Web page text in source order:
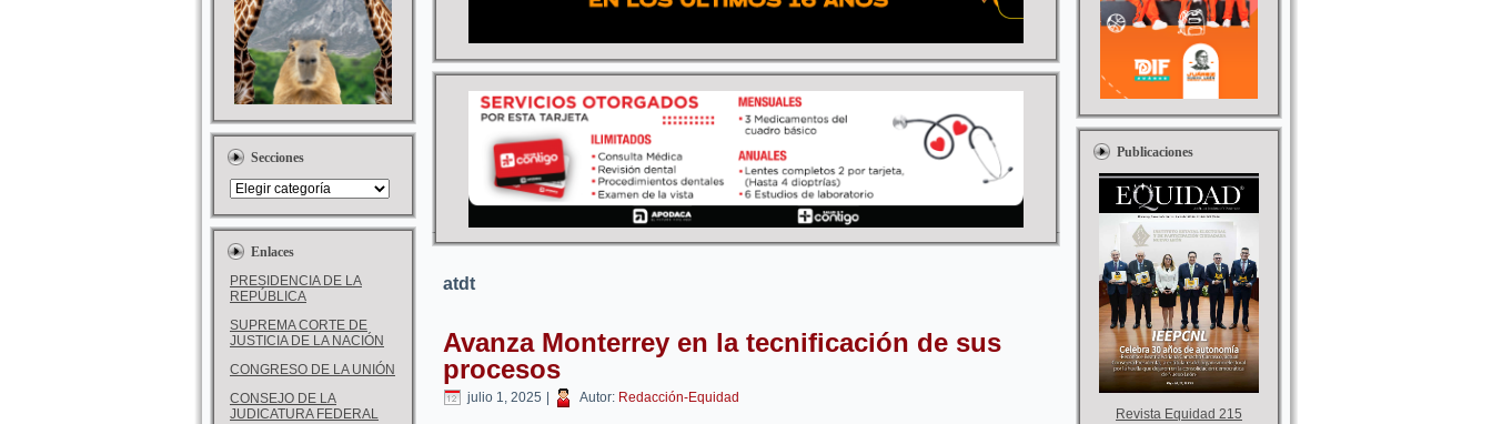
Secciones
Enlaces
PRESIDENCIA DE LA
REPÚBLICA
SUPREMA CORTE DE
JUSTICIA DE LA NACIÓN
CONGRESO DE LA UNIÓN
CONSEJO DE LA
JUDICATURA FEDERAL
atdt
Avanza Monterrey en la tecnificación de sus
procesos
julio 1, 2025 Autor: Redacción-Equidad
Publicaciones
Revista Equidad 215